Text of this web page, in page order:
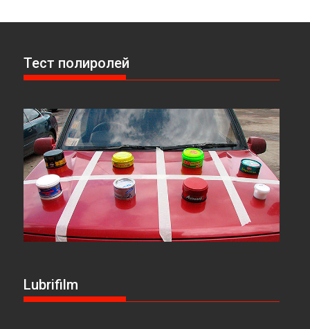
Тест полиролей
Lubrifilm